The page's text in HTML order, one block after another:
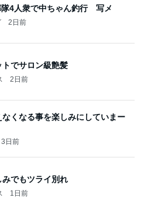
鬼郁隊4人衆で中ちゃん釣行 写メ
2日前
でサロン級艶髪
2日前
くなる事を楽しみにしていまー
3日前
でもツライ別れ
1日前